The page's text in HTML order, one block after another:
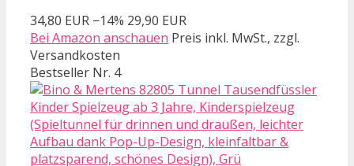
34,80 EUR −14% 29,90 EUR
Bei Amazon anschauen Preis inkl. MwSt., zzgl.
Versandkosten
Bestseller Nr. 4